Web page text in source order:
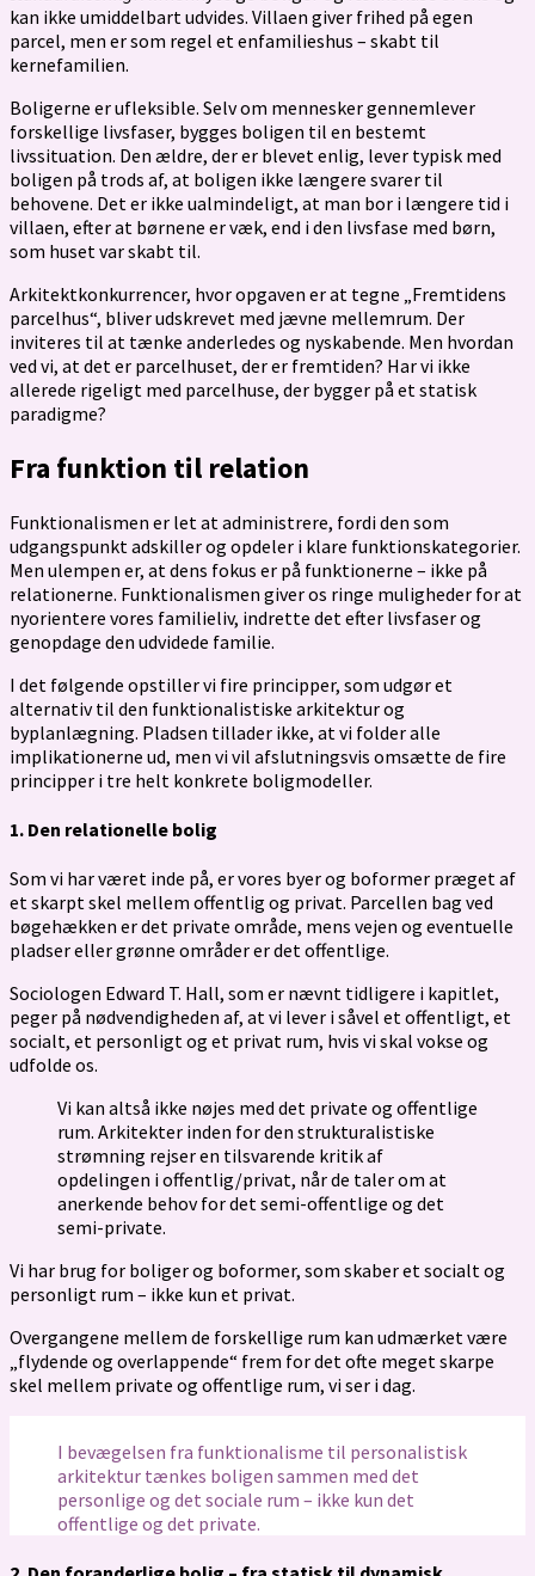
kan ikke umiddelbart udvides. Villaen giver frihed på egen
parcel, men er som regel et enfamilieshus – skabt til
kernefamilien.
Boligerne er ufleksible. Selv om mennesker gennemlever
forskellige livsfaser, bygges boligen til en bestemt
livssituation. Den ældre, der er blevet enlig, lever typisk med
boligen på trods af, at boligen ikke længere svarer til
behovene. Det er ikke ualmindeligt, at man bor i længere tid i
villaen, efter at børnene er væk, end i den livsfase med børn,
som huset var skabt til.
Arkitektkonkurrencer, hvor opgaven er at tegne „Fremtidens
parcelhus“, bliver udskrevet med jævne mellemrum. Der
inviteres til at tænke anderledes og nyskabende. Men hvordan
ved vi, at det er parcelhuset, der er fremtiden? Har vi ikke
allerede rigeligt med parcelhuse, der bygger på et statisk
paradigme?
Fra funktion til relation
Funktionalismen er let at administrere, fordi den som
udgangspunkt adskiller og opdeler i klare funktionskategorier.
Men ulempen er, at dens fokus er på funktionerne – ikke på
relationerne. Funktionalismen giver os ringe muligheder for at
nyorientere vores familieliv, indrette det efter livsfaser og
genopdage den udvidede familie.
I det følgende opstiller vi fire principper, som udgør et
alternativ til den funktionalistiske arkitektur og
byplanlægning. Pladsen tillader ikke, at vi folder alle
implikationerne ud, men vi vil afslutningsvis omsætte de fire
principper i tre helt konkrete boligmodeller.
1. Den relationelle bolig
Som vi har været inde på, er vores byer og boformer præget af
et skarpt skel mellem offentlig og privat. Parcellen bag ved
bøgehækken er det private område, mens vejen og eventuelle
pladser eller grønne områder er det offentlige.
Sociologen Edward T. Hall, som er nævnt tidligere i kapitlet,
peger på nødvendigheden af, at vi lever i såvel et offentligt, et
socialt, et personligt og et privat rum, hvis vi skal vokse og
udfolde os.
Vi kan altså ikke nøjes med det private og offentlige
rum. Arkitekter inden for den strukturalistiske
strømning rejser en tilsvarende kritik af
opdelingen i offentlig/privat, når de taler om at
anerkende behov for det semi-offentlige og det
semi-private.
Vi har brug for boliger og boformer, som skaber et socialt og
personligt rum – ikke kun et privat.
Overgangene mellem de forskellige rum kan udmærket være
„flydende og overlappende“ frem for det ofte meget skarpe
skel mellem private og offentlige rum, vi ser i dag.
I bevægelsen fra funktionalisme til personalistisk
arkitektur tænkes boligen sammen med det
personlige og det sociale rum – ikke kun det
offentlige og det private.